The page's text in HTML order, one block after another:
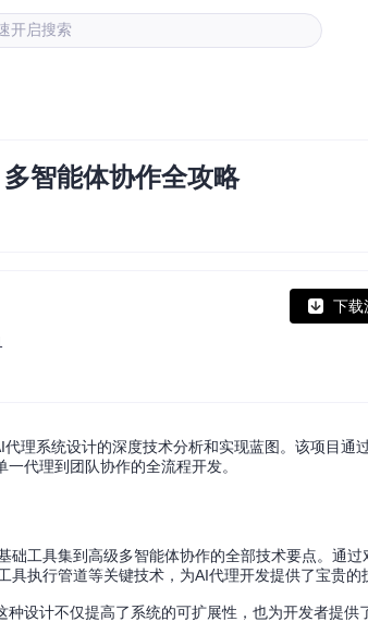
开启搜索
智能体协作全攻略
下载
理系统设计的深度技术分析和实现蓝图。该项目通
代理到团队协作的全流程开发。
工具集到高级多智能体协作的全部技术要点。通过
执行管道等关键技术，为AI代理开发提供了宝贵的
设计不仅提高了系统的可扩展性，也为开发者提供